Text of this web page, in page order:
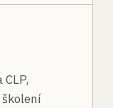
školení